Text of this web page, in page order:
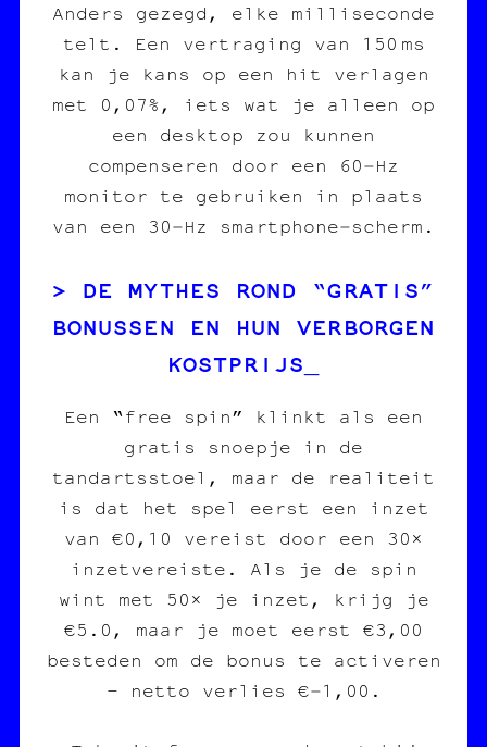
Anders gezegd, elke milliseconde
telt. Een vertraging van 150 ms
kan je kans op een hit verlagen
met 0,07%, iets wat je alleen op
een desktop zou kunnen
compenseren door een 60‑Hz
monitor te gebruiken in plaats
van een 30‑Hz smartphone‑scherm.
DE MYTHES ROND “GRATIS”
BONUSSEN EN HUN VERBORGEN
KOSTPRIJS
Een “free spin” klinkt als een
gratis snoepje in de
tandartsstoel, maar de realiteit
is dat het spel eerst een inzet
van €0,10 vereist door een 30×
inzetvereiste. Als je de spin
wint met 50× je inzet, krijg je
€5.0, maar je moet eerst €3,00
besteden om de bonus te activeren
– netto verlies €‑1,00.